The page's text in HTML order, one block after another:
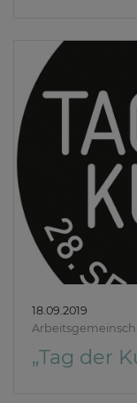
18.09.2019
„Tag der